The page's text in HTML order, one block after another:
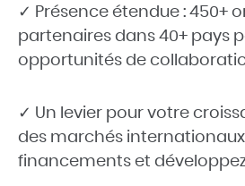
✓ Présence étendue : 450+
partenaires dans 40+ pays
opportunités de
✓ Un levier pour votre
des marchés
financements et